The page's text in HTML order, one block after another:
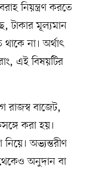
নিয়ন্ত্রণ করতে
টাকার মূল্যমান
না। অর্থাৎ
এই বিষয়টির
রাজস্ব বাজেট,
করা হয়।
অভ্যন্তরীণ
অনুদান বা